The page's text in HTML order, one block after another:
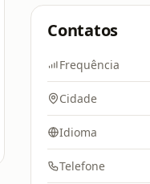
Contatos
Frequência
Cidade
Idioma
Telefone